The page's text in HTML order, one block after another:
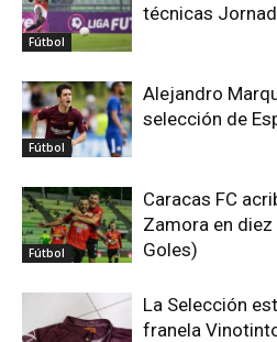
Fútbol
técnicas
Fútbol
Alejandro
selección de
Fútbol
Caracas FC
Zamora en
Goles)
La Selección
franela